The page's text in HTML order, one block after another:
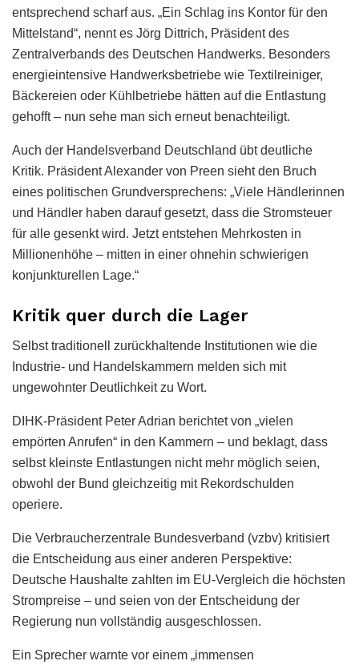
entsprechend scharf aus. „Ein Schlag ins Kontor für den
Mittelstand“, nennt es Jörg Dittrich, Präsident des
Zentralverbands des Deutschen Handwerks. Besonders
energieintensive Handwerksbetriebe wie Textilreiniger,
Bäckereien oder Kühlbetriebe hätten auf die Entlastung
gehofft – nun sehe man sich erneut benachteiligt.
Auch der Handelsverband Deutschland übt deutliche
Kritik. Präsident Alexander von Preen sieht den Bruch
eines politischen Grundversprechens: „Viele Händlerinnen
und Händler haben darauf gesetzt, dass die Stromsteuer
für alle gesenkt wird. Jetzt entstehen Mehrkosten in
Millionenhöhe – mitten in einer ohnehin schwierigen
konjunkturellen Lage.“
Kritik quer durch die Lager
Selbst traditionell zurückhaltende Institutionen wie die
Industrie- und Handelskammern melden sich mit
ungewohnter Deutlichkeit zu Wort.
DIHK-Präsident Peter Adrian berichtet von „vielen
empörten Anrufen“ in den Kammern – und beklagt, dass
selbst kleinste Entlastungen nicht mehr möglich seien,
obwohl der Bund gleichzeitig mit Rekordschulden
operiere.
Die Verbraucherzentrale Bundesverband (vzbv) kritisiert
die Entscheidung aus einer anderen Perspektive:
Deutsche Haushalte zahlten im EU-Vergleich die höchsten
Strompreise – und seien von der Entscheidung der
Regierung nun vollständig ausgeschlossen.
Ein Sprecher warnte vor einem „immensen